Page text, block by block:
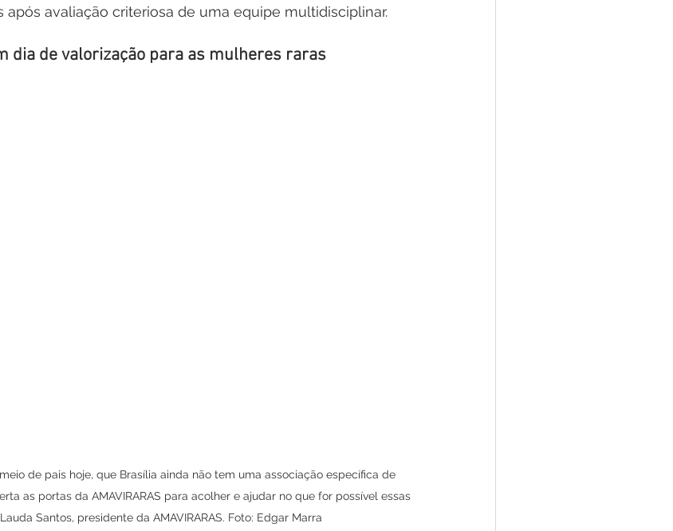
após avaliação criteriosa de uma equipe multidisciplinar.
dia de valorização para as mulheres raras
de pais hoje, que Brasília ainda não tem uma associação específica de
as portas da AMAVIRARAS para acolher e ajudar no que for possível essas
Santos, presidente da AMAVIRARAS. Foto: Edgar Marra